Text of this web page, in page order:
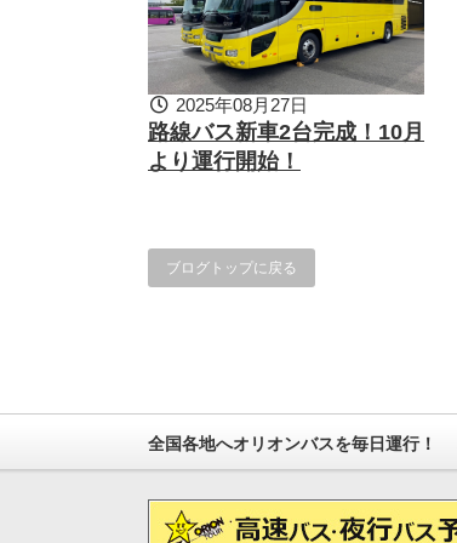
2025年08月27日
路線バス新車2台完成！10月
より運行開始！
ブログトップに戻る
全国各地へオリオンバスを毎日運行！